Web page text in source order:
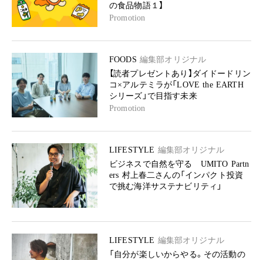
の食品物語１】
Promotion
FOODS 編集部オリジナル
【読者プレゼントあり】ダイドードリン
コ×アルテミラが「LOVE the EARTH
シリーズ」で目指す未来
Promotion
LIFESTYLE 編集部オリジナル
ビジネスで自然を守る UMITO Partn
ers 村上春二さんの「インパクト投資
で挑む海洋サステナビリティ」
LIFESTYLE 編集部オリジナル
「自分が楽しいからやる。その活動の